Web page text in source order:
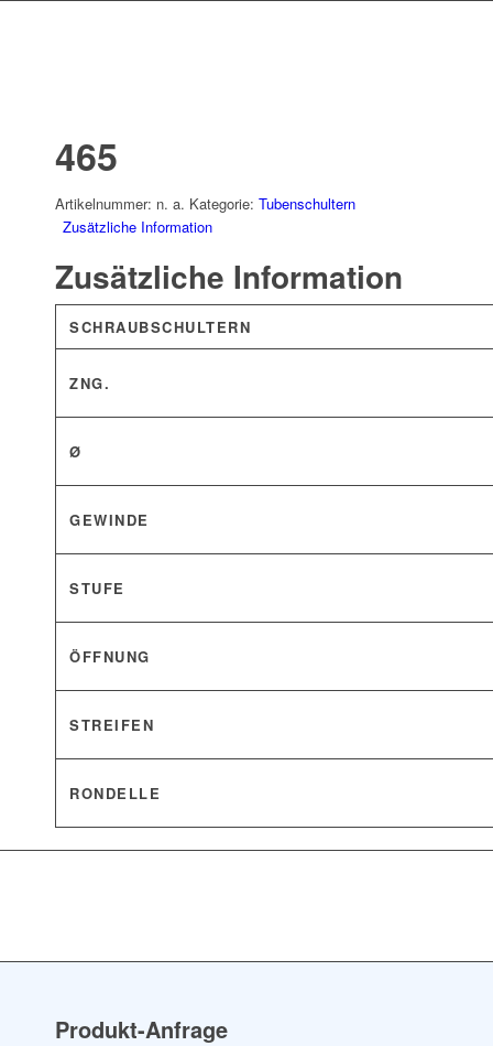
465
Artikelnummer: n. a. Kategorie: Tubenschultern
Zusätzliche Information
Zusätzliche Information
SCHRAUBSCHULTERN
ZNG.
Ø
GEWINDE
STUFE
ÖFFNUNG
STREIFEN
RONDELLE
Produkt-Anfrage